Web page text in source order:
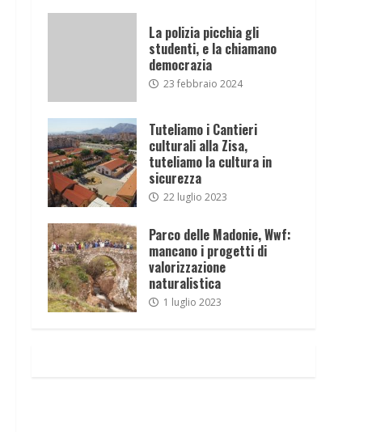
La polizia picchia gli
studenti, e la chiamano
democrazia
23 febbraio 2024
Tuteliamo i Cantieri
culturali alla Zisa,
tuteliamo la cultura in
sicurezza
22 luglio 2023
Parco delle Madonie, Wwf:
mancano i progetti di
valorizzazione
naturalistica
1 luglio 2023